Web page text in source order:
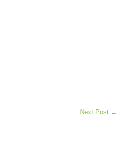
Next Post →